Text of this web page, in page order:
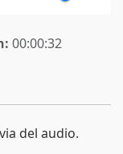
00:00:32